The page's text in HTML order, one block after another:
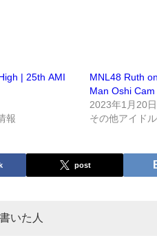
| 25th AMI
報
MNL48 Ruth
Man Oshi
2023年1月20日
その他アイド
post
いた人